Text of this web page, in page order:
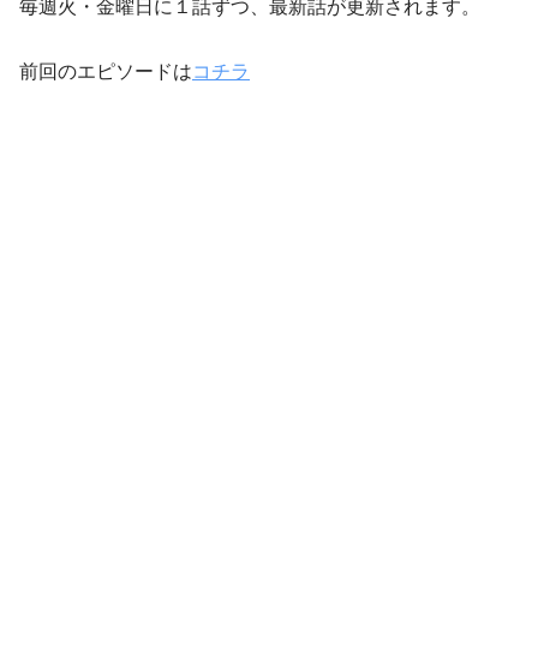
毎週火・金曜日に１話ずつ、最新話が更新されます。
前回のエピソードはコチラ